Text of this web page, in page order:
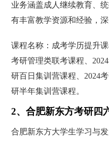
业务涵盖成人继续教育、
有丰富教学资源和经验，深
课程名称：成考学历提升
考研管理类联考课程、
研百日集训营课程、2024
研半年集训营课程。
2、合肥新东方考研四
合肥新东方大学生学习与